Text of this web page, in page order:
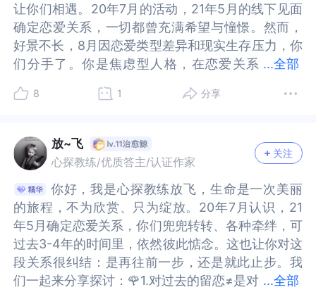
他来找我就过了大半年，他因为我怀疑他的婚恋观
又把我拉黑半年，约定半年后联系，我半年后到他
家找他才发现他有了孩子，但是没有结婚，他因为
疫情解封去国外拿东西，他奶奶跟我说他跟那个女
到国外，因为他也记得约定的时间，所以就把自己
以后多联系他，想跟我和好，我因为气头上加上突
然从他奶奶口中知道孩子的存在以及误以为他要定
居国外，所以就祝他幸福认为是不可能，他给我回
复了玫瑰，关闭了朋友圈，就再也没有联系过我，
我因为付出很多，还是主动联系他，鼓励他，但是
都没有回复，后来听说他也没有把女生孩子接到国
外，一个人在国外也不工作，一个人在家呆了8个
月，我联系他也想跟他和好，但是我也说了他得做
好爸爸的责任，爱情亲情分开，都没有回音，也没
找我就过了大半年，他因为我怀疑他的婚恋观又把
我拉黑半年，约定半年后联系，我半年后到他家找
他才发现他有了孩子，但是没有结婚，他因为疫情
解封去国外拿东西，他奶奶跟我说他跟那个女生相
外，因为他也记得约定的时间，所以就把自己的微
多联系他，想跟我和好，我因为气头上加上突然从
他奶奶口中知道孩子的存在以及误以为他要定居国
外，所以就祝他幸福认为是不可能，他给我回复了
玫瑰，关闭了朋友圈，就再也没有联系过我，我因
为付出很多，还是主动联系他，鼓励他，但是都没
有回复，后来听说他也没有把女生孩子接到国外，
一个人在国外也不工作，一个人在家呆了8个月，我
联系他也想跟他和好，但是我也说了他得做好爸爸
的责任，爱情亲情分开，都没有回音，也没有拉
...全部
让你们相遇。20年7月的活动，21年5月的线下见面
确定恋爱关系，一切都曾充满希望与憧憬。然而，
好景不长，8月因恋爱类型差异和现实生存压力，你
们分手了。你是焦虑型人格，在恋爱关系
求，极度渴望伴侣的关注、回应与亲密举动，源于
取爱的确认。而他确是回避型人格，这类人格在感
情里通常会因害怕亲密带来的压力与责任而选择退
缩。当焦虑型的你不断寻求情感连接时，回避型的
他却本能地拉开距离，就如同两个有着相反作用力
的磁场，又似难以完美契合的齿轮，这种心理机制
上的差异必然导致矛盾与冲突频繁发生。再加上负
债几十万的你和身无积蓄的他所面临的现实经济困
境，如同雪上加霜，使得这段感情愈发脆弱不堪，
在现实与心理的双重压力夹击下，摇摇欲坠。现实
让你们相遇。20年7月的活动，21年5月的线下见面
确定恋爱关系，一切都曾充满希望与憧憬。然而，
好景不长，8月因恋爱类型差异和现实生存压力，你
们分手了。你是焦虑型人格，在恋爱关系中，这类
渴望伴侣的关注、回应与亲密举动，源于内心深处
认。而他确是回避型人格，这类人格在感情里通常
会因害怕亲密带来的压力与责任而选择退缩。当焦
虑型的你不断寻求情感连接时，回避型的他却本能
地拉开距离，就如同两个有着相反作用力的磁场，
又似难以完美契合的齿轮，这种心理机制上的差异
必然导致矛盾与冲突频繁发生。再加上负债几十万
的你和身无积蓄的他所面临的现实经济困境，如同
雪上加霜，使得这段感情愈发脆弱不堪，在现实与
心理的双重压力夹击下，摇摇欲坠。现实的压力如
8 1 分享
放~飞
心探教练/优质答主/认证作家
关注
...全部
你好，我是心探教练放飞，生命是一次美丽
的旅程，不为欣赏、只为绽放。20年7月认识，21
年5月确定恋爱关系，你们兜兜转转、各种牵绊，可
过去3-4年的时间里，依然彼此惦念。这也让你对这
段关系很纠结：是再往前一步，还是就此止步。我
们一起来分享探讨：🌹1.对过去的留恋≠是对
的旅程，不为欣赏、只为绽放。20年7月认识，21
年5月确定恋爱关系，你们兜兜转转、各种牵绊，可
过去3-4年的时间里，依然彼此惦念。这也让你对这
段关系很纠结：是再往前一步，还是就此止步。我
们一起来分享探讨：🌹1.对过去的留恋≠是对他的留